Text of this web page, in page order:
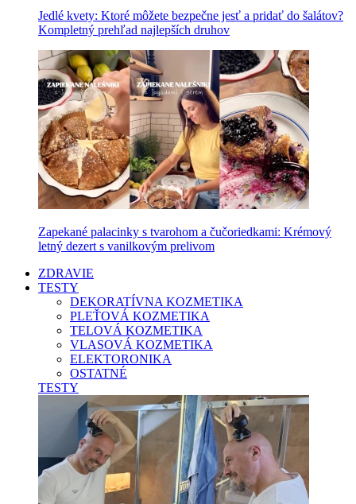
Jedlé kvety: Ktoré môžete bezpečne jesť a pridať do šalátov?
Kompletný prehľad najlepších druhov
Zapekané palacinky s tvarohom a čučoriedkami: Krémový
letný dezert s vanilkovým prelivom
ZDRAVIE
TESTY
DEKORATÍVNA KOZMETIKA
PLEŤOVÁ KOZMETIKA
TELOVÁ KOZMETIKA
VLASOVÁ KOZMETIKA
ELEKTORONIKA
OSTATNÉ
TESTY